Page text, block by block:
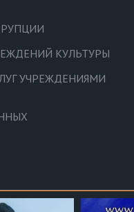
КУЛЬТУРЫ
УЧРЕЖДЕНИЯМИ